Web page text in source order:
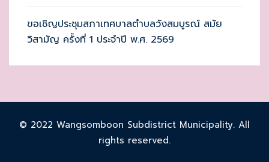
ขอเชิญประชุมสภาเทศบาลตำบลวังสมบูรณ์ สมัย
วิสามัญ ครั้งที่ 1 ประจำปี พ.ศ. 2569
© 2022 Wangsomboon Subdistrict Municipality. All
rights reserved.